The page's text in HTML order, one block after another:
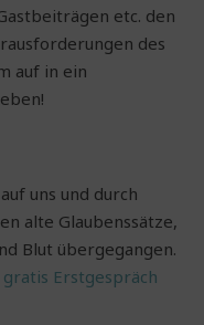
etc. den
des
auf in ein
uns und durch
alte Glaubenssätze,
Blut übergegangen.
Erstgespräch